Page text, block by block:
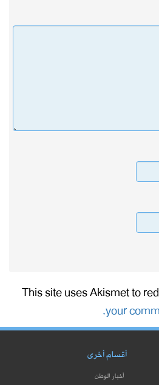
This site uses Akismet to
your
أقسام أخرى
أخبار الوطن